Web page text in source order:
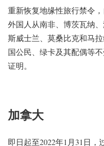
重新恢复地缘性旅行禁令
外国人从南非、博茨瓦纳
斯威士兰、莫桑比克和马
国公民、绿卡及其配偶等
证明。
加拿大
即日起至2022年1月31日